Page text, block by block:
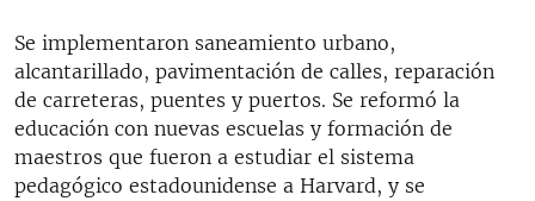
Se implementaron saneamiento urbano,
alcantarillado, pavimentación de calles, reparación
de carreteras, puentes y puertos. Se reformó la
educación con nuevas escuelas y formación de
maestros que fueron a estudiar el sistema
pedagógico estadounidense a Harvard, y se